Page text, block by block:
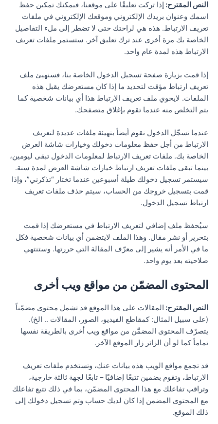
النص المقترح: إذا تركت تعليقًا على موقعنا، فيمكنك تمكين حفظ
اسمك وعنوان بريدك الإلكتروني وموقعك الإلكتروني في ملفات
تعريف الارتباط. هذه هي لراحتك حتى لا تضطر إلى ملء التفاصيل
الخاصة بك مرة أخرى عند ترك تعليق آخر. ستستمر ملفات تعريف
الارتباط هذه لمدة عام واحد.
إذا قمت بزيارة صفحة تسجيل الدخول الخاصة بنا، فسنهيئ ملف
تعريف ارتباط مؤقت لتحديد ما إذا كان مستعرضك يقبل هذه
الملفات. لايحوي ملف تعريف الارتباط هذا أي بيانات شخصية كما
يتم التخلص منه عندما تقوم بإغلاق متصفحك.
عندما تسجّل الدخول نقوم أيضاً بتهيئة ملفات عديدة لتعريف
الارتباط من أجل حفظ معلومات دخولك وخيارات شاشة العرض
الخاصة بك. ملفات تعريف الارتباط لمعلومات الدخول تبقى ليومين،
بينما تبقى ملفات تعريف ارتباط خيارات شاشة العرض لمدة سنة.
سيستمر تسجيل دخولك طيلة أسبوعين عندما تختار “تذكرني”، وإذا
قمت بتسجيل خروجك من الحساب، سيتم حذف ملفات تعريف
ارتباط تسجيل الدخول.
سيُحفظ ملف إضافي لتعريف الارتباط في مستعرضك إذا قمت
بتحرير أو نشر مقال. وهذا الملف لايتضمن أي بيانات شخصية فكل
ما في الأمر أنه يشير إلى معرّف المقالة التي حررتها. وستنتهي
صلاحيته بعد يوم واحد.
المحتوى المضمّن من مواقع ويب أخرى
النص المقترح: المقالات على هذا الموقع قد تشمل محتوى مضمّناً
(على سبيل المثال: كمقاطع الفيديو، الصور، المقالات .. الخ).
يتصرّف المحتوى المضمَّن من مواقع ويب أخرى بالطريقة نفسها
تماماً كما لو أن الزائر زار الموقع الآخر.
قد تجمع مواقع الويب هذه بيانات عنك، وتستخدم ملفات تعريف
الارتباط، وتقوم بضمين تتبعًا إضافيًا – تابعًا لجهة ثالثة خارجية،
وتراقب تفاعلك مع هذا المحتوى المضمّن، بما في ذلك تتبع تفاعلك
مع المحتوى المضمن إذا كان لديك حساب وتم تسجيل دخولك إلى
ذلك الموقع.